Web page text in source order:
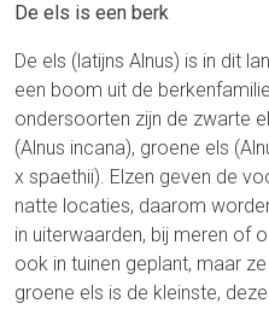
De els is een berk
De els (latijns Alnus) is in dit
een boom uit de
ondersoorten zijn de zwarte
(Alnus incana), groene els
x spaethii). Elzen geven de
natte locaties, daarom
in uiterwaarden, bij meren of
ook in tuinen geplant, maar
groene els is de kleinste,